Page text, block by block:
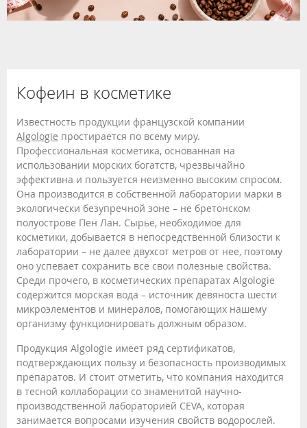
Кофеин в косметике
Известность продукции французской компании
Algologie простирается по всему миру.
Профессиональная косметика, основанная на
использовании морских богатств, чрезвычайно
эффективна и пользуется неизменно высоким спросом.
Она производится в собственной лаборатории марки в
экологически безупречной зоне – не бретонском
полуострове Пен Лан. Сырье, необходимое для
косметики, добывается в непосредственной близости к
лаборатории – не далее двухсот метров от нее, поэтому
оно успевает сохранить все свои полезные свойства.
Среди прочего, в косметических препаратах Algologie
содержится морская вода – источник девяноста шести
микроэлементов и минералов, помогающих нашему
организму функционировать должным образом.
Продукция Algologie имеет ряд сертификатов,
подтверждающих пользу и безопасность производимых
препаратов. И стоит отметить, что компания находится
в тесной коллаборации со знаменитой научно-
производственной лабораторией CEVA, которая
занимается вопросами изучения свойств водорослей.